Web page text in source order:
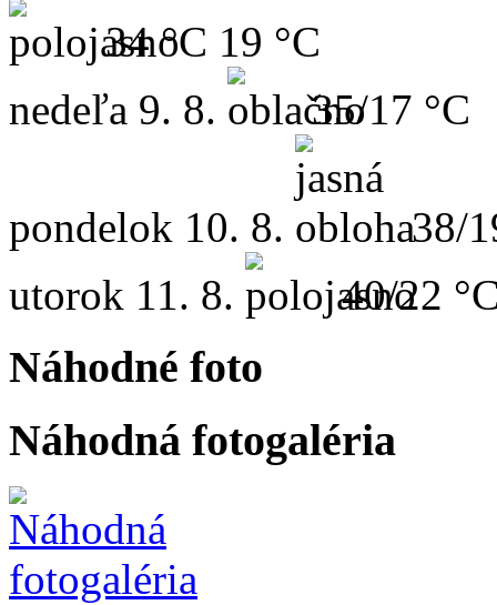
34 °C 19 °C
nedeľa 9. 8. 35/17 °C
pondelok 10. 8.
38/
utorok 11. 8. 40/22
Náhodné foto
Náhodná fotogaléria